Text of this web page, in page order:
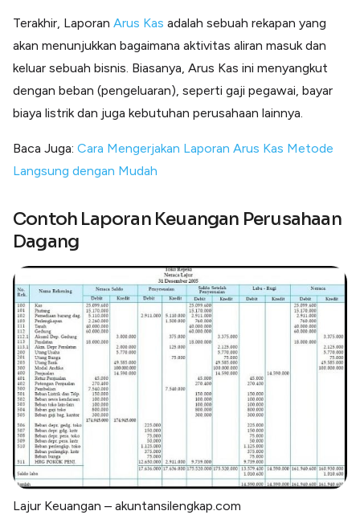
Terakhir, Laporan Arus Kas adalah sebuah rekapan yang
akan menunjukkan bagaimana aktivitas aliran masuk dan
keluar sebuah bisnis. Biasanya, Arus Kas ini menyangkut
dengan beban (pengeluaran), seperti gaji pegawai, bayar
biaya listrik dan juga kebutuhan perusahaan lainnya.
Baca Juga: Cara Mengerjakan Laporan Arus Kas Metode
Langsung dengan Mudah
Contoh Laporan Keuangan Perusahaan
Dagang
Lajur Keuangan – akuntansilengkap.com